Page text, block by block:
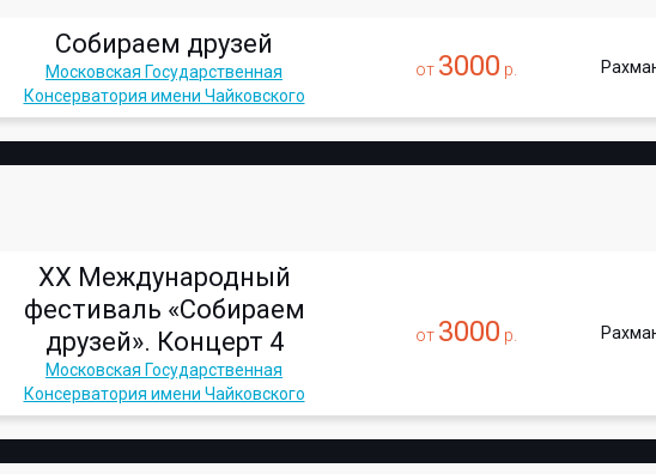
Собираем друзей
Московская Государственная
Консерватория имени Чайковского
от 3000 р.
XX Международный
фестиваль «Собираем
друзей». Концерт 4
Московская Государственная
Консерватория имени Чайковского
от 3000 р.